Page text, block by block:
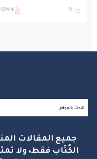
التعليم في المملكة
0
جميع المقالات
الكُتّاب فقط، ولا